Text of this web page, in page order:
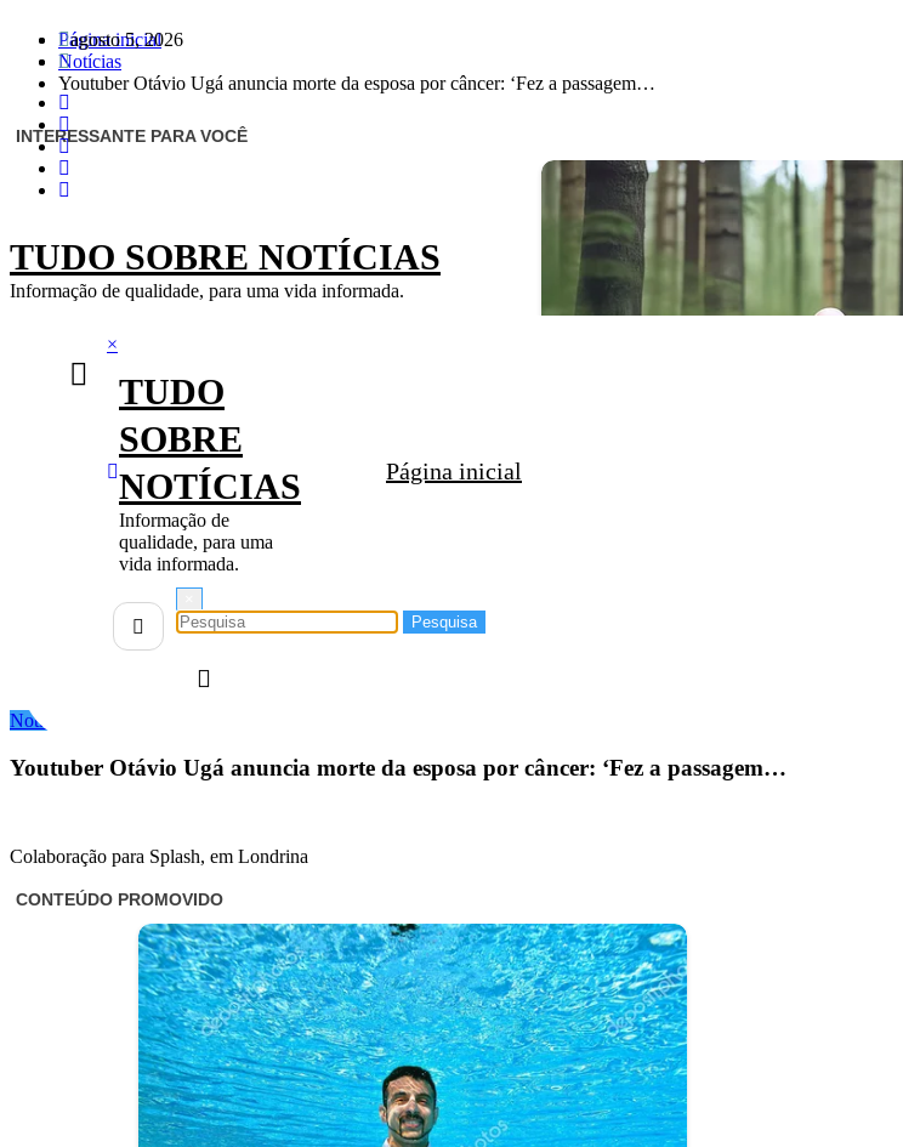
para
conteúdo
agosto 5, 2026
TUDO SOBRE NOTÍCIAS
Informação de qualidade, para uma vida informada.
×
TUDO
SOBRE
NOTÍCIAS
Informação de
qualidade, para uma
vida informada.
Página inicial
Página inicial
Notícias
Youtuber Otávio Ugá anuncia morte da esposa por câncer: ‘Fez a passagem…
Notícias
Youtuber Otávio Ugá anuncia morte da esposa por câncer: ‘Fez a passagem…
Colaboração para Splash, em Londrina